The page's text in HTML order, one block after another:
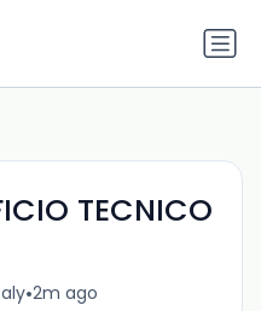
TECNICO
•2m ago